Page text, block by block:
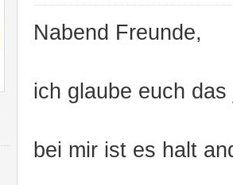
Nabend Freunde,
ich glaube euch das
bei mir ist es halt